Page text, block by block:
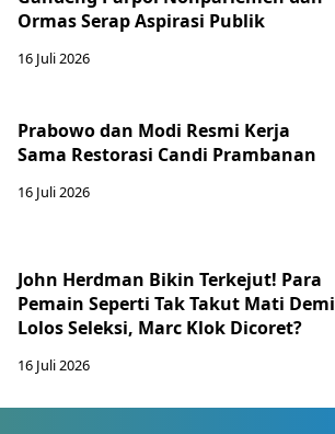
Ormas Serap Aspirasi Publik
16 Juli 2026
Prabowo dan Modi Resmi Kerja
Sama Restorasi Candi Prambanan
16 Juli 2026
John Herdman Bikin Terkejut! Para
Pemain Seperti Tak Takut Mati Demi
Lolos Seleksi, Marc Klok Dicoret?
16 Juli 2026